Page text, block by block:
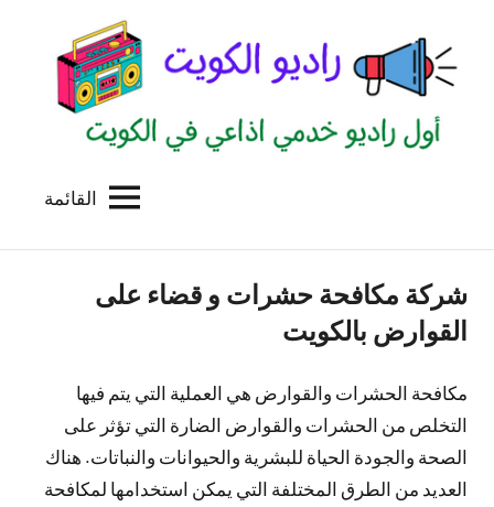
المحتوى
الكويت
للاعلانات
الخدمية
بالكويت
القائمة
شركة مكافحة حشرات و قضاء على
القوارض بالكويت
مكافحة الحشرات والقوارض هي العملية التي يتم فيها
التخلص من الحشرات والقوارض الضارة التي تؤثر على
الصحة والجودة الحياة للبشرية والحيوانات والنباتات. هناك
العديد من الطرق المختلفة التي يمكن استخدامها لمكافحة